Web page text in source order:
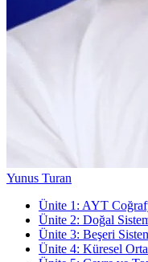
Yunus Turan
Ünite 1 : AYT
Ünite 2: Doğal
Ünite 3: Beşeri
Ünite 4: Küresel